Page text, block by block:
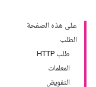
على هذه الصفحة
الطلب
طلب HTTP
المعلمات
التفويض